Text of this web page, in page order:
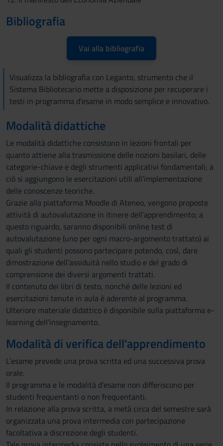
Bibliografia
Vai alla bibliografia
Visualizza la bibliografia con Leganto, strumento che il
Sistema Bibliotecario mette a disposizione per recuperare i
testi in programma d'esame in modo semplice e innovativo.
Modalità didattiche
Le modalità didattiche consistono in lezioni frontali per
quanto attiene alla trasmissione delle nozioni basilari, delle
categorie-chiave e degli strumenti applicativi fondamentali; a
ciò si aggiungono le esercitazioni utili all’implementazione
delle conoscenze teoriche.
Grazie alla piattaforma Moodle di Ateneo, vengono proposte
attività di autovalutazione in itinere dell’apprendimento; a
questo riguardo, saranno disponibili online test di
autovalutazione (uno per ogni macro-argomento trattato) ai
quali gli studenti possono partecipare potendo, così, dare
dimostrazione dell’assiduità nello studio e del grado di
comprensione dei diversi argomenti trattati.
Il contenuto dei libri di testo, nonché delle lezioni ed
esercitazioni tenute in aula è aderente al programma.
Ulteriore materiale didattico è disponibile sulla piattaforma e-
learning dell’insegnamento.
Modalità di verifica dell'apprendimento
L’esame prevede una prova scritta ed una successiva prova
orale.
Il programma e le modalità d’esame non differiscono per
studenti frequentanti o non frequentanti.
In relazione alla prova scritta, a metà circa del semestre sarà
organizzata una prova intermedia con partecipazione
facoltativa a discrezione degli studenti.